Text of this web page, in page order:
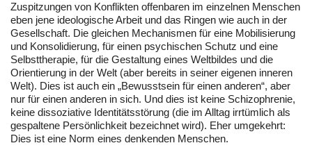
Zuspitzungen von Konflikten offenbaren im einzelnen Menschen
eben jene ideologische Arbeit und das Ringen wie auch in der
Gesellschaft. Die gleichen Mechanismen für eine Mobilisierung
und Konsolidierung, für einen psychischen Schutz und eine
Selbsttherapie, für die Gestaltung eines Weltbildes und die
Orientierung in der Welt (aber bereits in seiner eigenen inneren
Welt). Dies ist auch ein „Bewusstsein für einen anderen“, aber
nur für einen anderen in sich. Und dies ist keine Schizophrenie,
keine dissoziative Identitätsstörung (die im Alltag irrtümlich als
gespaltene Persönlichkeit bezeichnet wird). Eher umgekehrt:
Dies ist eine Norm eines denkenden Menschen.